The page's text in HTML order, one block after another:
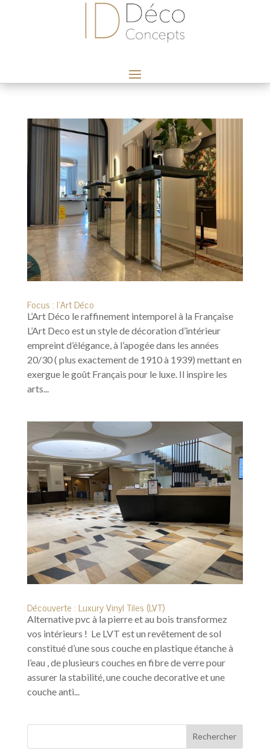
Focus : l’Art Déco
L’Art Déco le raffinement intemporel à la Française
L’Art Deco est un style de décoration d’intérieur
empreint d’élégance, à l’apogée dans les années
20/30 ( plus exactement de 1910 à 1939) mettant en
exergue le goût Français pour le luxe. Il inspire les
arts...
Découverte : Luxury Vinyl Tiles (LVT)
Alternative pvc à la pierre et au bois transformez
vos intérieurs ! Le LVT est un revêtement de sol
constitué d’une sous couche en plastique étanche à
l’eau , de plusieurs couches en fibre de verre pour
assurer la stabilité, une couche decorative et une
couche anti...
Rechercher